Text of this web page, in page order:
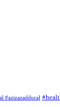
#azizazaddural